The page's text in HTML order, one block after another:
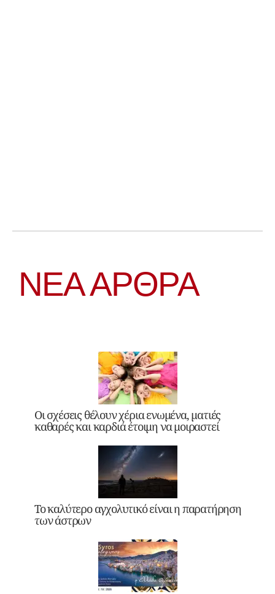
ΝΕΑ ΆΡΘΡΑ
Οι σχέσεις θέλουν χέρια ενωμένα, ματιές
καθαρές και καρδιά έτοιμη να μοιραστεί
Το καλύτερο αγχολυτικό είναι η παρατήρηση
των άστρων